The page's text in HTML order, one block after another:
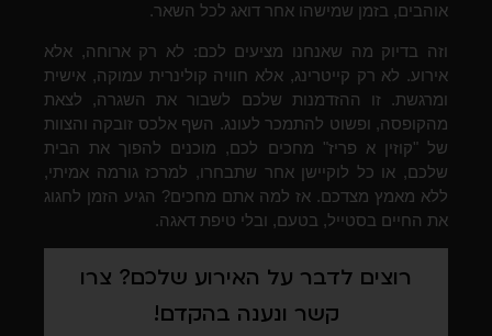
אוהבים, בזמן שמישהו אחר דואג לכל השאר.
וזה בדיוק מה שאנחנו מציעים לכם: לא רק ארוחה, אלא
אירוע. לא רק קייטרינג, אלא חוויה קולינרית עמוקה, אישית
ומרגשת. זו ההזדמנות שלכם לשבור את השגרה, לצאת
מהקופסה, ופשוט להתמכר לעונג. השף אלכס זובקה והצוות
של "קוזין א פריז" מחכים לכם, מוכנים להפוך את הבית
שלכם, או כל לוקיישן אחר שתבחרו, למרכז גורמה אמיתי,
ללא מאמץ מצדכם. אז למה אתם מחכים? הגיע הזמן לחגוג
את החיים בסטייל, בטעם, ובלי טיפת דאגה.
רוצים לדבר על האירוע שלכם? צרו
קשר ונענה בהקדם!